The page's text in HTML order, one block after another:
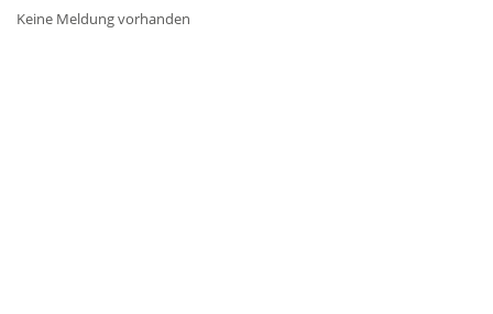
Keine Meldung vorhanden